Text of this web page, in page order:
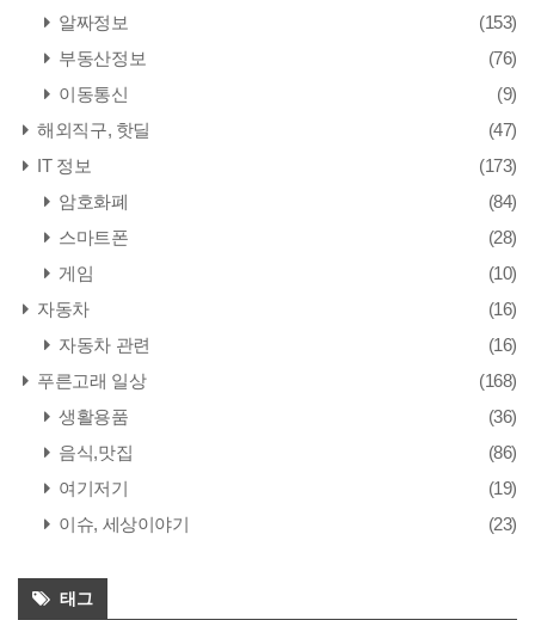
알짜정보
(153)
부동산정보
(76)
이동통신
(9)
해외직구, 핫딜
(47)
IT 정보
(173)
암호화폐
(84)
스마트폰
(28)
게임
(10)
자동차
(16)
자동차 관련
(16)
푸른고래 일상
(168)
생활용품
(36)
음식,맛집
(86)
여기저기
(19)
이슈, 세상이야기
(23)
태그